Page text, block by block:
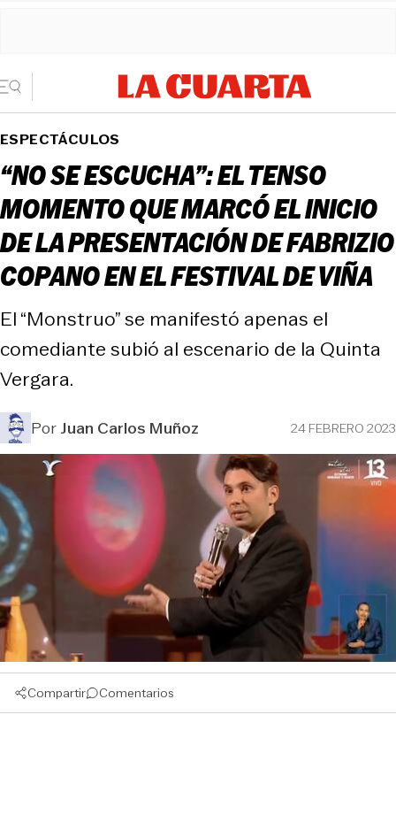
ESPECTÁCULOS
“NO SE ESCUCHA”: EL TENSO
MOMENTO QUE MARCÓ EL INICIO
DE LA PRESENTACIÓN DE FABRIZIO
COPANO EN EL FESTIVAL DE VIÑA
El “Monstruo” se manifestó apenas el
comediante subió al escenario de la Quinta
Vergara.
PorJuan Carlos Muñoz 24 FEBRERO 2023
Compartir Comentarios